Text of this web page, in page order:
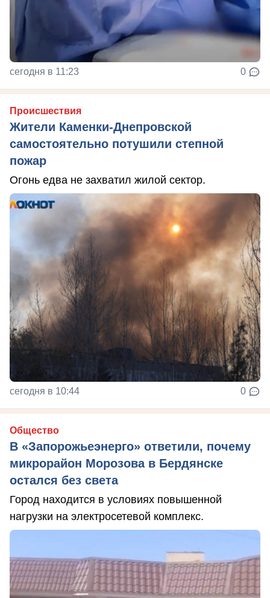
сегодня в 11:23 0
Происшествия
Жители Каменки-Днепровской
самостоятельно потушили степной
пожар
Огонь едва не захватил жилой сектор.
сегодня в 10:44 0
Общество
В «Запорожьеэнерго» ответили, почему
микрорайон Морозова в Бердянске
остался без света
Город находится в условиях повышенной
нагрузки на электросетевой комплекс.